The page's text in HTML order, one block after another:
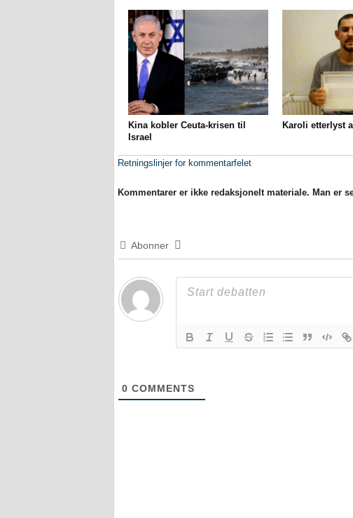
Kina kobler Ceuta-krisen til
Israel
Karoli etterlyst
Retningslinjer for kommentarfelet
Kommentarer er ikke redaksjonelt materiale. Man er
Abonner
0 COMMENTS